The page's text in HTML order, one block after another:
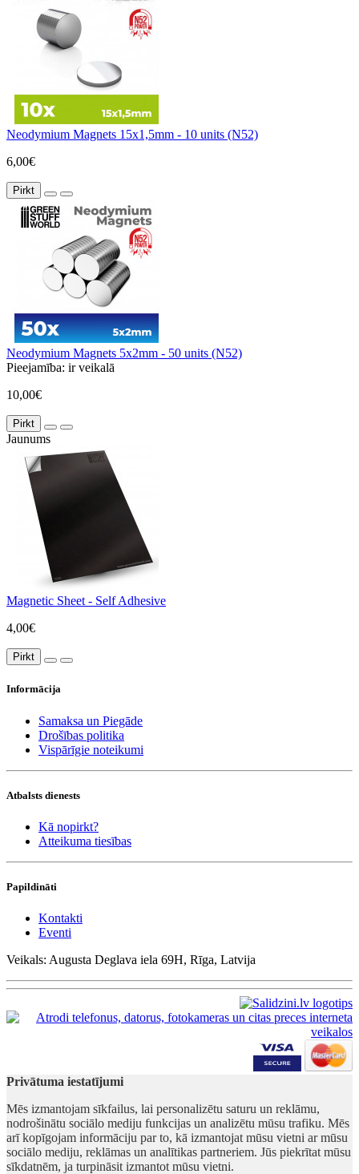
Neodymium Magnets 15x1,5mm - 10 units (N52)
6,00€
Pirkt
Neodymium Magnets 5x2mm - 50 units (N52)
Pieejamība: ir veikalā
10,00€
Pirkt
Jaunums
Magnetic Sheet - Self Adhesive
4,00€
Pirkt
Informācija
Samaksa un Piegāde
Drošības politika
Vispārīgie noteikumi
Atbalsts dienests
Kā nopirkt?
Atteikuma tiesības
Papildināti
Kontakti
Eventi
Veikals: Augusta Deglava iela 69H, Rīga, Latvija
Privātuma iestatījumi
Mēs izmantojam sīkfailus, lai personalizētu saturu un reklāmu,
nodrošinātu sociālo mediju funkcijas un analizētu mūsu trafiku. Mēs
arī kopīgojam informāciju par to, kā izmantojat mūsu vietni ar mūsu
sociālo mediju, reklāmas un analītikas partneriem. Jūs piekrītat mūsu
sīkdatnēm, ja turpināsit izmantot mūsu vietni.